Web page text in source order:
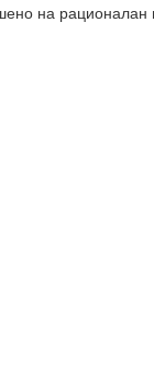
на рационалан